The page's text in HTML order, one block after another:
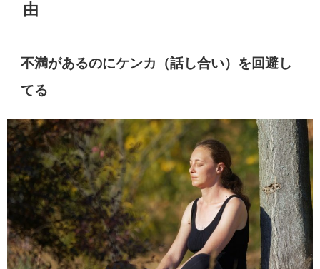
由
不満があるのにケンカ（話し合い）を回避し
てる